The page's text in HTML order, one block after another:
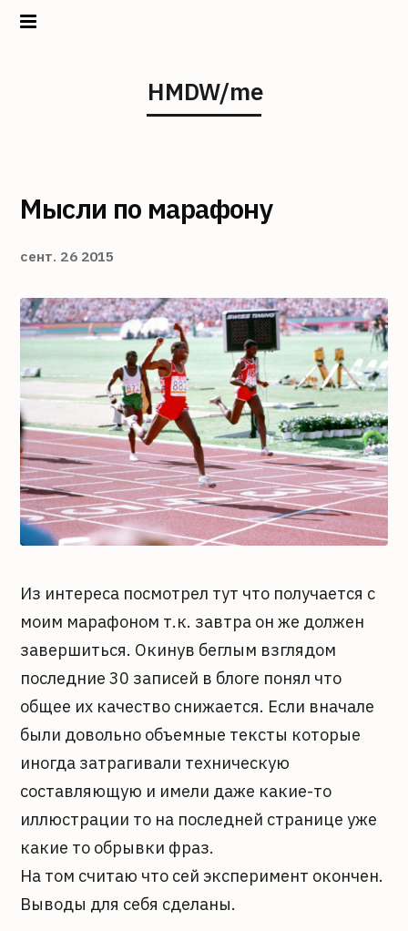
HMDW/me
Мысли по марафону
сент. 26 2015
Из интереса посмотрел тут что получается с
моим марафоном т.к. завтра он же должен
завершиться. Окинув беглым взглядом
последние 30 записей в блоге понял что
общее их качество снижается. Если вначале
были довольно объемные тексты которые
иногда затрагивали техническую
составляющую и имели даже какие-то
иллюстрации то на последней странице уже
какие то обрывки фраз.
На том считаю что сей эксперимент окончен.
Выводы для себя сделаны.